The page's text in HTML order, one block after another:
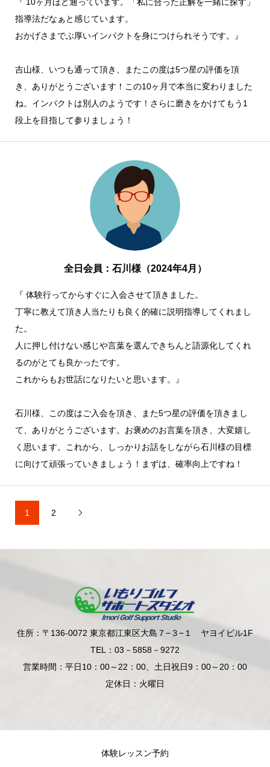
指導法だなぁと感じています。
おかげさまでぶ厚いインパクトを身につけられそうです。』
吉山様、いつも通って頂き、またこの度は5つ星の評価を頂
き、ありがとうございます！この10ヶ月で本当に変わりました
ね。インパクトは別人のようです！さらに磨きをかけてもう1
段上を目指して参りましょう！
全日会員：石川様（2024年4月）
『 体験行ってからすぐに入会させて頂きました。
丁寧に教えて頂き人当たりも良く的確に説明指導してくれまし
た。
人に押し付けない感じや言葉を選んできちんと語源化してくれ
るのがとても良かったです。
これからもお世話になりたいと思います。』
石川様、この度はご入会を頂き、また5つ星の評価を頂きまし
て、ありがとうございます。お褒めのお言葉を頂き、大変嬉し
く思います。これから、しっかりお話をしながら石川様の目標
に向けて頑張っていきましょう！まずは、確率向上ですね！
1 2 
住所：〒136-0072 東京都江東区大島７−３−１ ヤヨイビル1F
TEL：03－5858－9272
営業時間：平日10：00～22：00、土日祝日9：00～20：00
定休日：火曜日
体験レッスン予約